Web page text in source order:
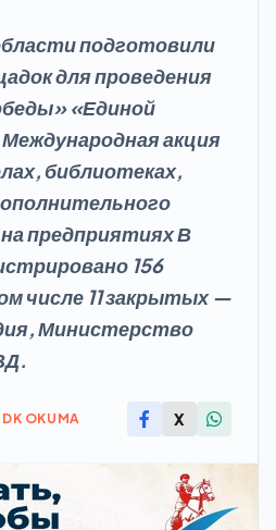
подготовили
для проведения
«Единой
акция
библиотеках,
предприятиях В
156
числе 11 закрытых —
Министерство
DK OKUMA X